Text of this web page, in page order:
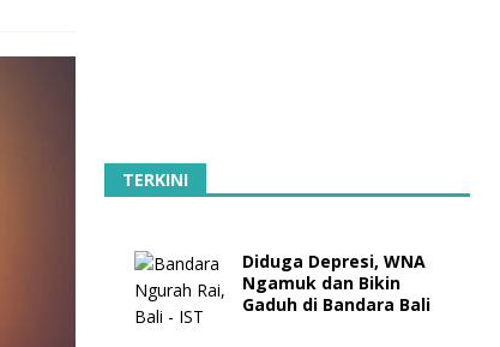
TERKINI
Diduga Depresi, WNA
Ngamuk dan Bikin
Gaduh di Bandara Bali